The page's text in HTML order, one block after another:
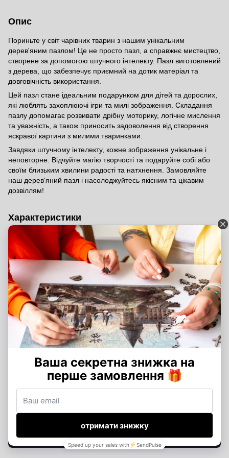
Опис
Пориньте у світ чарівних тварин з нашим унікальним
дерев'яним пазлом! Це не просто пазл, а справжнє мистецтво,
створене за допомогою штучного інтелекту. Пазл виготовлений
з дерева, що забезпечує приємний на дотик матеріал та
довговічність використання.
Цей пазл стане ідеальним подарунком для дітей та дорослих,
які люблять захоплюючі ігри та милі зображення. Складання
пазлу допомагає розвивати дрібну моторику, логічне мислення
та уважність, а також приносить задоволення від створення
яскравої картини з милими тваринками.
Завдяки штучному інтелекту, кожне зображення унікальне і
неповторне. Відчуйте магію творчості та подаруйте собі або
своїм близьким хвилини радості та натхнення. Замовляйте
наш дерев'яний пазл і насолоджуйтесь якісним та цікавим
дозвіллям!
Характеристики
Розмір пазлу
(см)
XXL - 45х32 см, XL - 40х29 см, L - 35х25 см
Кількість
деталей
XXL - 270 деталей, XL - 204 деталі, L - 150
деталей
Час збірки
XXL - 3-5 години збірки, XL - 2-3 години
збірки, L - 1-2 години збірки
Відгуки
Написати відгук